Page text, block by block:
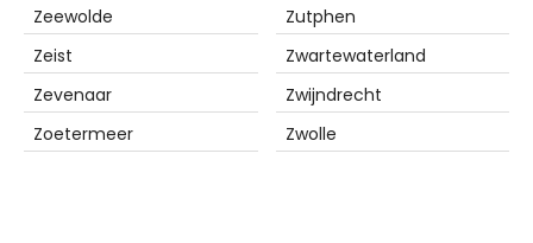
Zeewolde
Zeist
Zevenaar
Zoetermeer
Zutphen
Zwartewaterland
Zwijndrecht
Zwolle